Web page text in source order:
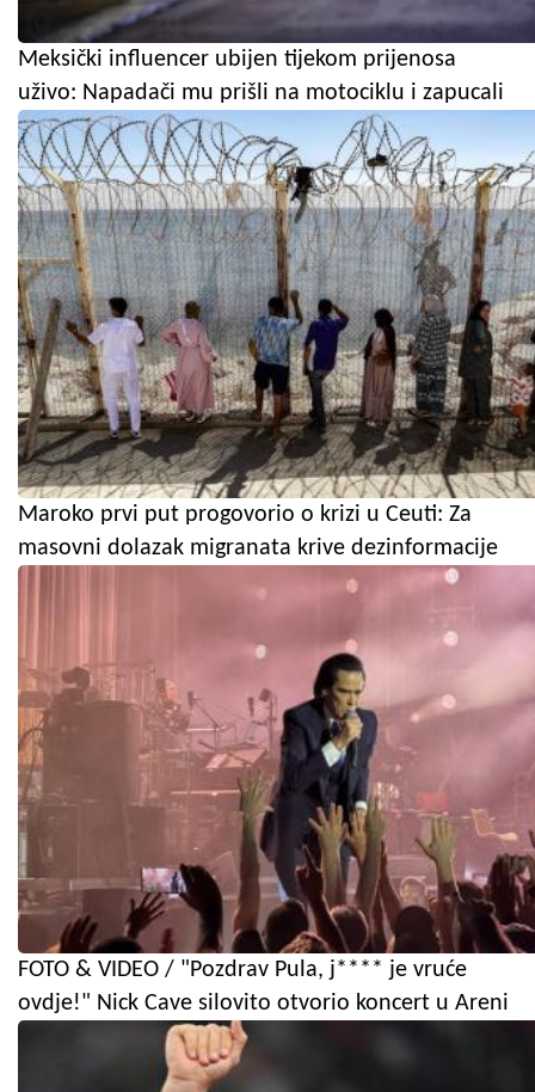
Meksički influencer ubijen tijekom prijenosa
uživo: Napadači mu prišli na motociklu i zapucali
Maroko prvi put progovorio o krizi u Ceuti: Za
masovni dolazak migranata krive dezinformacije
FOTO & VIDEO / "Pozdrav Pula, j**** je vruće
ovdje!" Nick Cave silovito otvorio koncert u Areni